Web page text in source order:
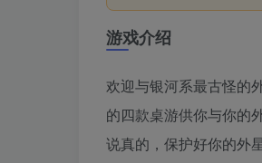
游戏介绍
欢迎与银河系最古怪的
的四款桌游供你与你的
说真的，保护好你的外